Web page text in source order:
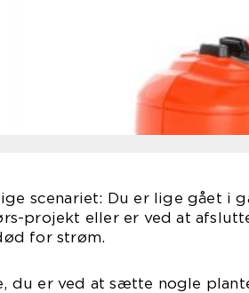
scenariet: Du er lige gået i
projekt eller er ved at
for strøm.
du er ved at sætte nogle